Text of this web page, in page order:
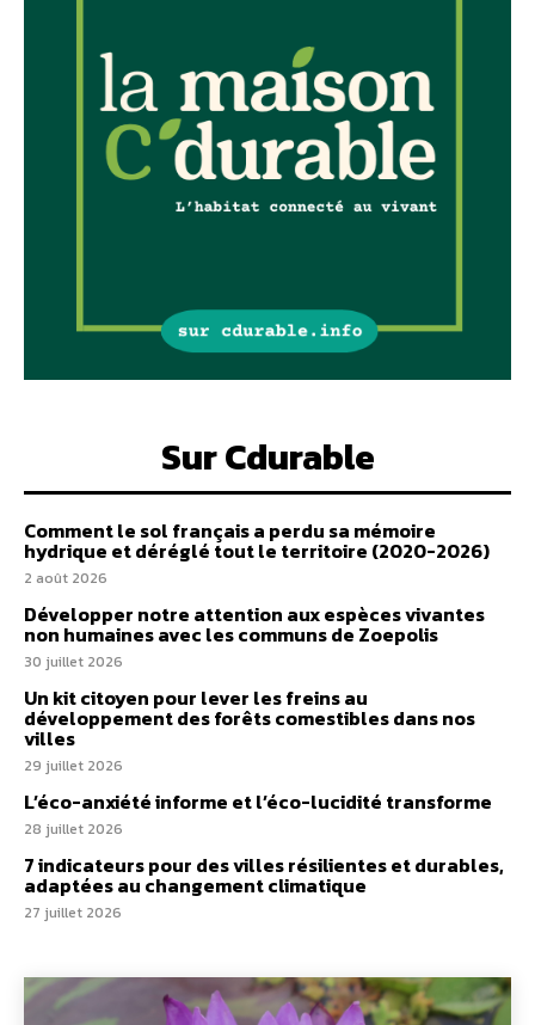
Sur Cdurable
Comment le sol français a perdu sa mémoire
hydrique et déréglé tout le territoire (2020-2026)
2 août 2026
Développer notre attention aux espèces vivantes
non humaines avec les communs de Zoepolis
30 juillet 2026
Un kit citoyen pour lever les freins au
développement des forêts comestibles dans nos
villes
29 juillet 2026
L’éco-anxiété informe et l’éco-lucidité transforme
28 juillet 2026
7 indicateurs pour des villes résilientes et durables,
adaptées au changement climatique
27 juillet 2026